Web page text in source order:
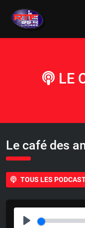
LE
Le café des
TOUS LES